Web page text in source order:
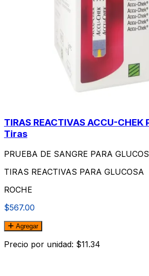
TIRAS REACTIVAS ACCU-CHEK
Tiras
PRUEBA DE SANGRE PARA
TIRAS REACTIVAS PARA GLUCOSA
ROCHE
$567.00
Agregar
Precio por unidad: $11.34